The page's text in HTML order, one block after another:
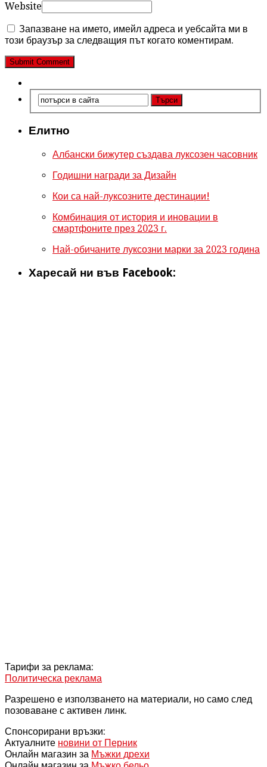
Website
Запазване на името, имейл адреса и уебсайта ми в
този браузър за следващия път когато коментирам.
Елитно
Албански бижутер създава луксозен часовник
Годишни награди за Дизайн
Кои са най-луксозните дестинации!
Комбинация от история и иновации в
смартфоните през 2023 г.
Най-обичаните луксозни марки за 2023 година
Харесай ни във Facebook:
Тарифи за реклама:
Политическа реклама
Разрешено е използването на материали, но само след
позоваване с активен линк.
Спонсорирани връзки:
Актуалните новини от Перник
Онлайн магазин за Мъжки дрехи